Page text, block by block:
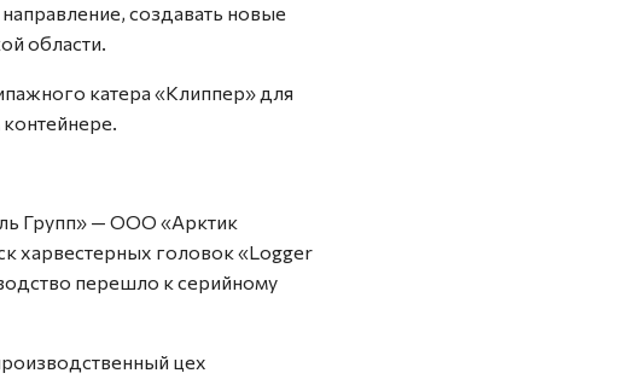
создавать новые
области.
катера «Клиппер» для
Групп» — ООО «Арктик
харвестерных головок «Logger
перешло к серийному
цех